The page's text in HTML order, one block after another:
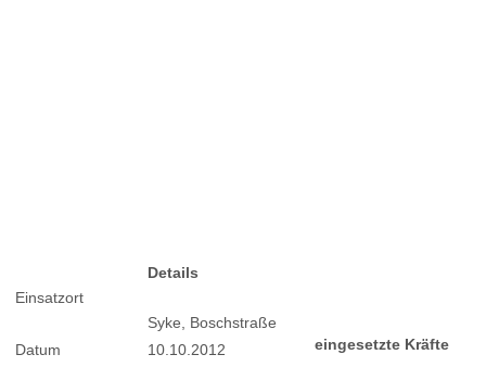
Einsatzort
Details
Syke, Boschstraße
Datum
10.10.2012
eingesetzte Kräfte